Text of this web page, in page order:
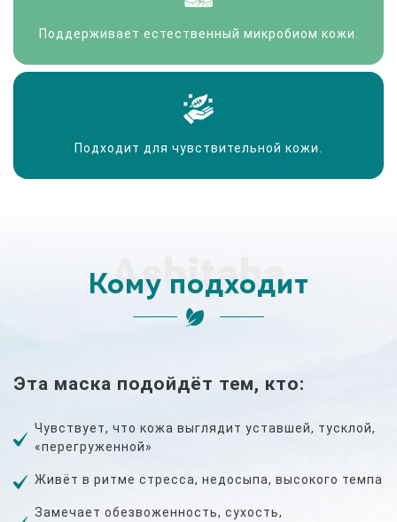
Поддерживает естественный микробиом кожи.
Подходит для чувствительной кожи.
Кому подходит
Ashitaba
Эта маска подойдёт тем, кто:
Чувствует, что кожа выглядит уставшей, тусклой,
«перегруженной»
Живёт в ритме стресса, недосыпа, высокого темпа
Замечает обезвоженность, сухость,